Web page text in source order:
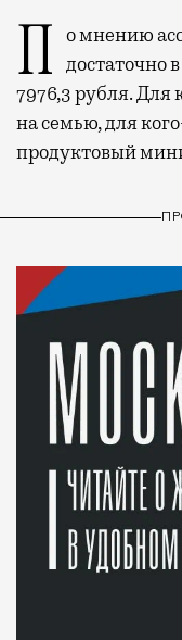
По мнению ассоциации, такой суммы достаточно
7976,3 рубля. Для
на семью, для
продуктовый